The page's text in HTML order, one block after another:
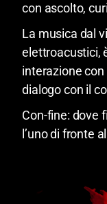
con ascolto,
La musica dal
elettroacustici,
interazione con
dialogo con il
Con-fine: dove
l’uno di fronte